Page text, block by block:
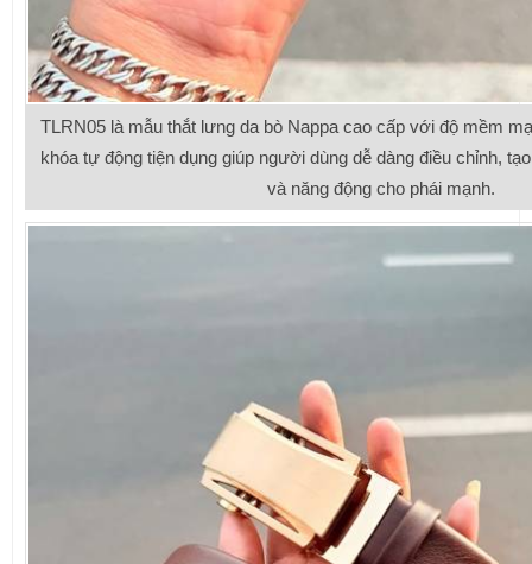
TLRN05 là mẫu thắt lưng da bò Nappa cao cấp với độ mềm
khóa tự động tiện dụng giúp người dùng dễ dàng điều chỉnh,
và năng động cho phái mạnh.